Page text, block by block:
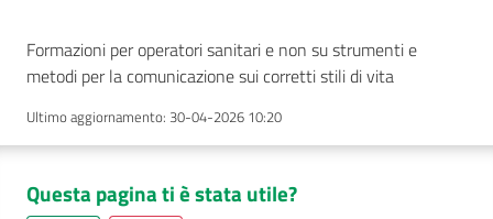
AUSL
Comunica
Formazioni per operatori sanitari e non su strumenti e
metodi per la comunicazione sui corretti stili di vita
Ultimo aggiornamento: 30-04-2026 10:20
Questa pagina ti è stata utile?